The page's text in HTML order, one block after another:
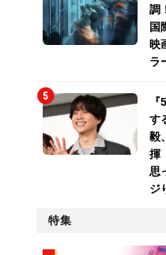
調
国
映
ラ
す
毅
揮
思
ジ
特集